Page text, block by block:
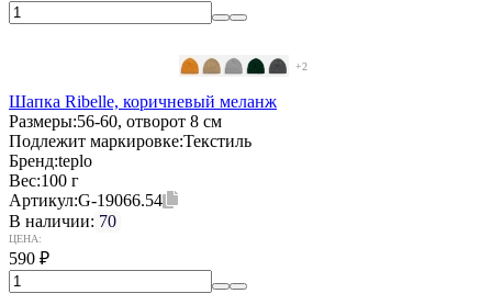
+2
Шапка Ribelle, коричневый меланж
Размеры:56-60, отворот 8 см
Подлежит маркировке:Текстиль
Бренд:teplo
Вес:100 г
Артикул:G-19066.54
В наличии: 70
ЦЕНА:
590 ₽